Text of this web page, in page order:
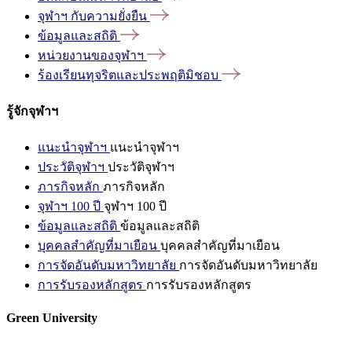
จุฬาฯ กับความยั่งยืน
ข้อมูลและสถิติ
หน่วยงานของจุฬาฯ
ร้องเรียนทุจริตและประพฤติมิชอบ
รู้จักจุฬาฯ
แนะนำจุฬาฯ แนะนำจุฬาฯ
ประวัติจุฬาฯ ประวัติจุฬาฯ
ภารกิจหลัก ภารกิจหลัก
จุฬาฯ 100 ปี จุฬาฯ 100 ปี
ข้อมูลและสถิติ ข้อมูลและสถิติ
บุคคลสำคัญที่มาเยือน บุคคลสำคัญที่มาเยือน
การจัดอันดับมหาวิทยาลัย การจัดอันดับมหาวิทยาลัย
การรับรองหลักสูตร การรับรองหลักสูตร
Green University